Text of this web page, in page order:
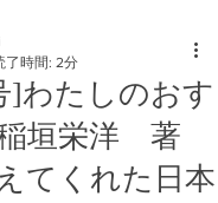
]わたしのおす
垣栄洋 著
てくれた日本
了時間: 2分